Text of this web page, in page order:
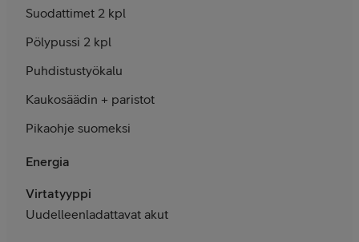
Suodattimet 2 kpl
Pölypussi 2 kpl
Puhdistustyökalu
Kaukosäädin + paristot
Pikaohje suomeksi
Energia
Virtatyyppi
Uudelleenladattavat akut